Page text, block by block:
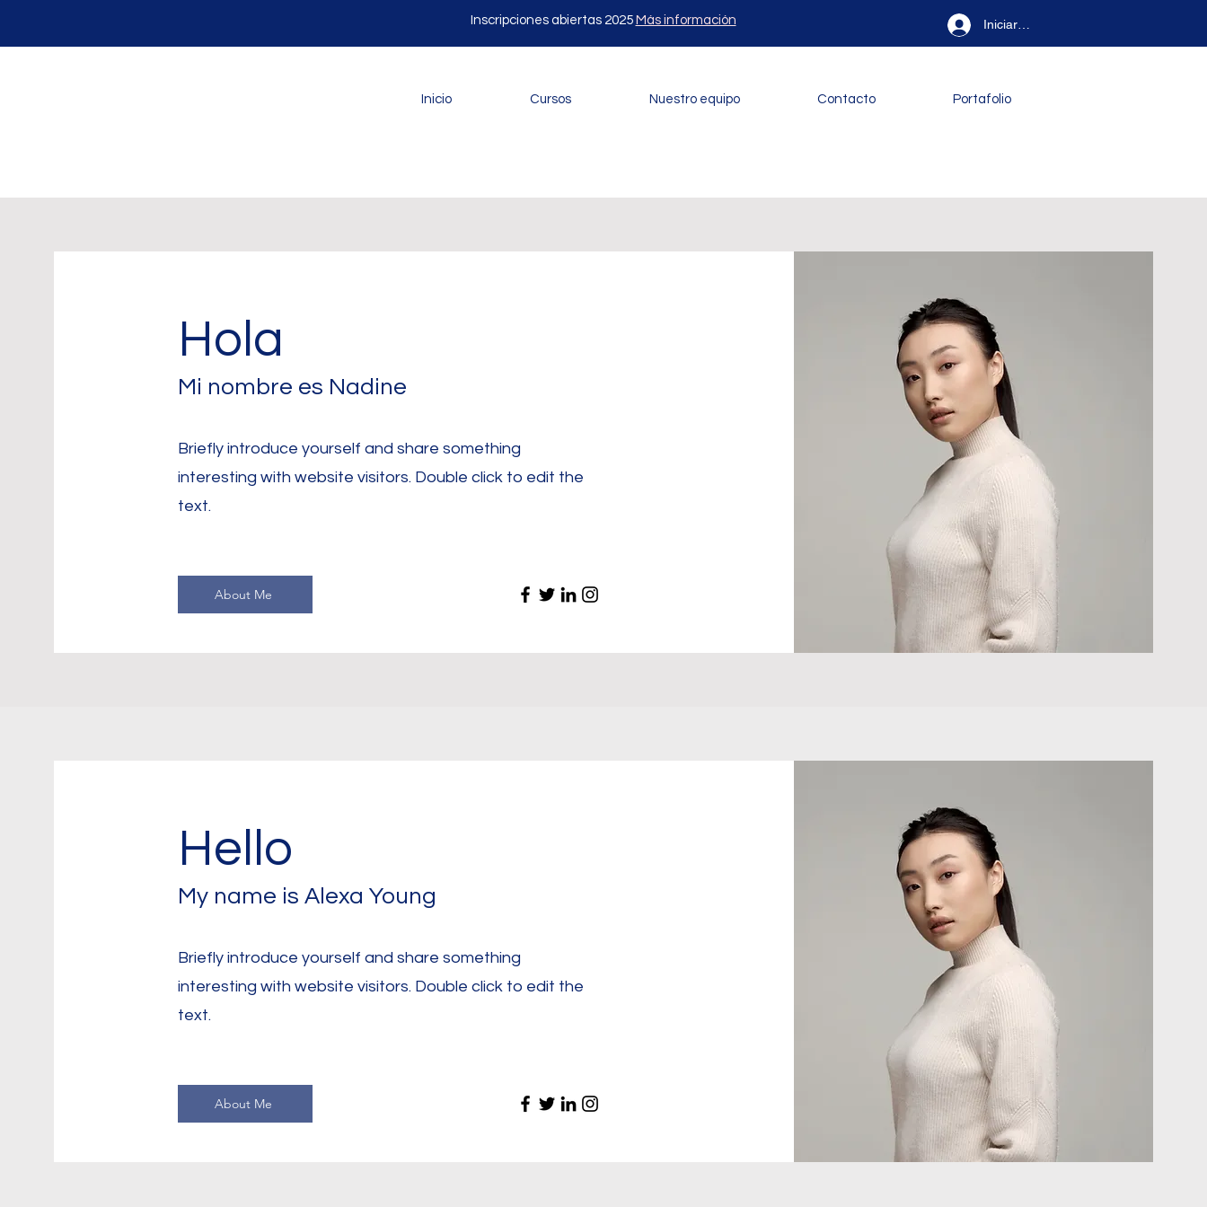
Inscripciones abiertas 2025 Más información Iniciar sesión
Inicio Cursos Nuestro equipo Contacto Portafolio
Hola
Mi nombre es Nadine
Briefly introduce yourself and share something
interesting with website visitors. Double click to edit the
text.
About Me
Hello
My name is Alexa Young
Briefly introduce yourself and share something
interesting with website visitors. Double click to edit the
text.
About Me